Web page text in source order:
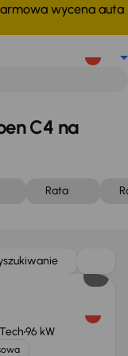
wycena auta
C4 na
Rata
96 kW